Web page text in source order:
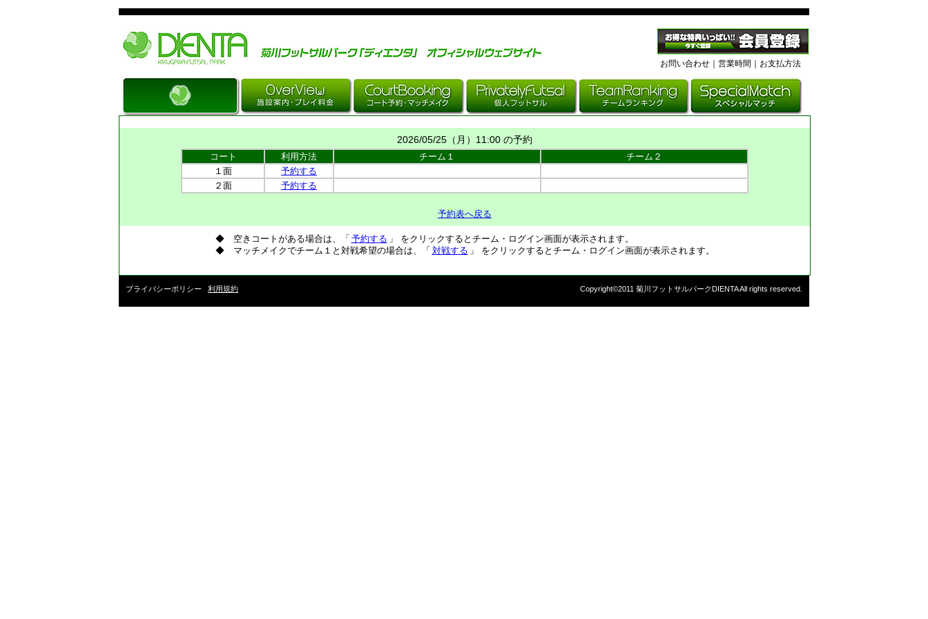
お問い合わせ 営業時間 ｜お支払方法
2026/05/25（ 月 ）11:00 の予約
コート
利用方法 チーム１
チーム２
１面
予約する
２面
予約する
予約表へ戻る
◆ 空きコートがある場合は、「 予約する 」 をクリックするとチーム・ログイン画面が表示されます。
◆ マッチメイクでチーム１と対戦希望の場合は、「 対戦する 」 をクリックするとチーム・ログイン画面が表示されます。
プライバシーポリシー 利用規約 Copyright©2011 菊川フットサルパークDIENTA All rights reserved.